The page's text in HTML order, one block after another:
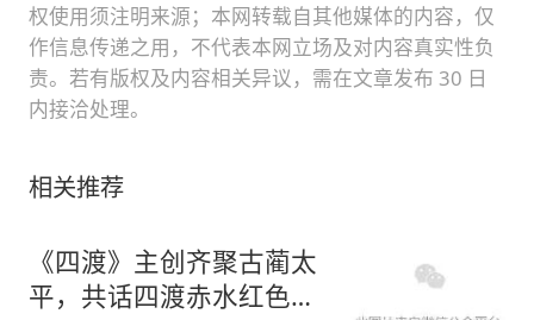
权使用须注明来源；本网转载自其他媒体的内容，仅
作信息传递之用，不代表本网立场及对内容真实性负
责。若有版权及内容相关异议，需在文章发布 30 日
内接洽处理。
相关推荐
《四渡》主创齐聚古蔺太
平，共话四渡赤水红色光